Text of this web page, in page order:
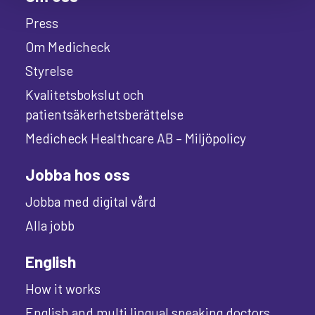
Press
Om Medicheck
Styrelse
Kvalitetsbokslut och
patientsäkerhetsberättelse
Medicheck Healthcare AB – Miljöpolicy
Jobba hos oss
Jobba med digital vård
Alla jobb
English
How it works